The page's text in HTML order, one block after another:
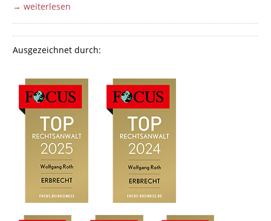
→ weiterlesen
Ausgezeichnet durch: